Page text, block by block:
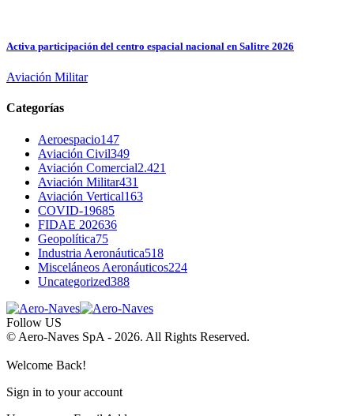
Activa participación del centro espacial nacional en Salitre 2026
Aviación Militar
Categorías
Aeroespacio147
Aviación Civil349
Aviación Comercial2.421
Aviación Militar431
Aviación Vertical163
COVID-19685
FIDAE 202636
Geopolítica75
Industria Aeronáutica518
Misceláneos Aeronáuticos224
Uncategorized388
Follow US
© Aero-Naves SpA - 2026. All Rights Reserved.
Welcome Back!
Sign in to your account